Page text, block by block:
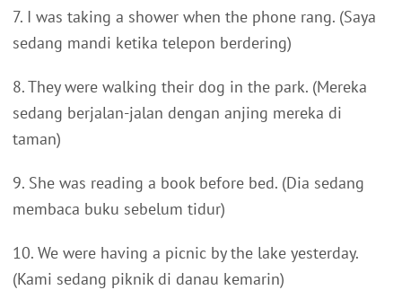
7. I was taking a shower when the phone rang. (Saya
sedang mandi ketika telepon berdering)
8. They were walking their dog in the park. (Mereka
sedang berjalan-jalan dengan anjing mereka di
taman)
9. She was reading a book before bed. (Dia sedang
membaca buku sebelum tidur)
10. We were having a picnic by the lake yesterday.
(Kami sedang piknik di danau kemarin)